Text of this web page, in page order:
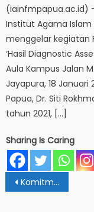
(iainfmpapua.ac.id)
Institut Agama Islam
menggelar kegiatan
‘Hasil Diagnostic
Aula Kampus Jalan
Jayapura, 18 Januari
Papua, Dr. Siti
tahun 2021, […]
Sharing Is Caring
Post
navigation
Komitmen Tri Dharma, Pascasarjana IAIN Papua Gelar PKM dan MoU